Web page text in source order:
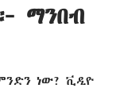
ማንበብ
ነው? ቪዲዮ